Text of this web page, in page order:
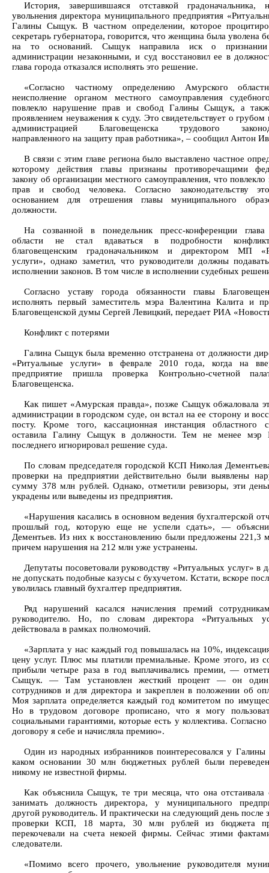
История, завершившаяся отставкой градоначальника,
увольнения директора муниципального предприятия
Галины Сыщук. В частном определении, которое
секретарь губернатора, говорится, что женщина была уволена
на то оснований. Сыщук направила иск о признании
администрации незаконными, и суд восстановил ее в
глава города отказался исполнять это решение.
«Согласно частному определению Амурского
неисполнение органом местного самоуправления
повлекло нарушение прав и свобод Галины Сыщук, а
проявлением неуважения к суду. Это свидетельствует о
администрацией Благовещенска трудового
направленного на защиту прав работника», – сообщил Антон
В связи с этим главе региона было выставлено частное
которому действия главы признаны противоречащими
закону об организации местного самоуправления, что
прав и свобод человека. Согласно законодательству
основанием для отрешения главы муниципального
должности.
На созванной в понедельник пресс-конференции
области не стал вдаваться в подробности
благовещенским градоначальником и директором МП
услуги», однако заметил, что руководители должны
исполнении законов. В том числе в исполнении судебных
Согласно уставу города обязанности главы
исполнять первый заместитель мэра Валентина Калита и
Благовещенской думы Сергей Левицкий, передает РИА
Конфликт с потерями
Галина Сыщук была временно отстранена от должности
«Ритуальные услуги» в феврале 2010 года, когда на
предприятие пришла проверка Контрольно-счетной
Благовещенска.
Как пишет «Амурская правда», позже Сыщук обжаловала
администрации в городском суде, он встал на ее сторону и
посту. Кроме того, кассационная инстанция областного
оставила Галину Сыщук в должности. Тем не менее мэр
последнего игнорировал решение суда.
По словам председателя городской КСП Николая
проверки на предприятии действительно были выявлены
сумму 378 млн рублей. Однако, отметили ревизоры, эти
украдены или выведены из предприятия.
«Нарушения касались в основном ведения бухгалтерской
прошлый год, которую еще не успели сдать», —
Дементьев. Из них к восстановлению были предложены 221,3
причем нарушения на 212 млн уже устранены.
Депутаты посоветовали руководству «Ритуальных услуг» в
не допускать подобные казусы с бухучетом. Кстати, вскоре
уволилась главный бухгалтер предприятия.
Ряд нарушений касался начисления премий
руководителю. Но, по словам директора «Ритуальных
действовала в рамках полномочий.
«Зарплата у нас каждый год повышалась на 10%,
цену услуг. Плюс мы платили премиальные. Кроме этого, из
прибыли четыре раза в год выплачивались премии, —
Сыщук. — Там установлен жесткий процент — он один
сотрудников и для директора и закреплен в положении об
Моя зарплата определяется каждый год комитетом по
Но в трудовом договоре прописано, что я могу
социальными гарантиями, которые есть у коллектива.
договору я себе и начисляла премию».
Один из народных избранников поинтересовался у
каком основании 30 млн бюджетных рублей были
никому не известной фирмы.
Как объяснила Сыщук, те три месяца, что она отстаивала
занимать должность директора, у муниципального
другой руководитель. И практически на следующий день после
проверки КСП, 18 марта, 30 млн рублей из бюджета
перекочевали на счета некоей фирмы. Сейчас этими
следователи.
«Помимо всего прочего, увольнение руководителя